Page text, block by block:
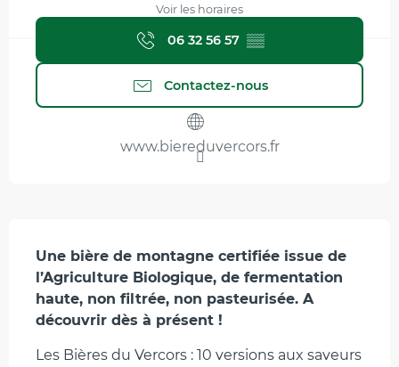
Voir les horaires
06 32 56 57 ▒▒
Contactez-nous
www.biereduvercors.fr
Description
Une bière de montagne certifiée issue de
l’Agriculture Biologique, de fermentation
haute, non filtrée, non pasteurisée. A
découvrir dès à présent !
Les Bières du Vercors : 10 versions aux saveurs